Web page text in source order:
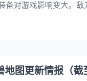
备对游戏影响变大。
图更新情报（截